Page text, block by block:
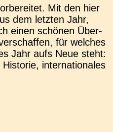
Mit den hier
dem letz­ten Jahr,
einen schö­nen Über­
für wel­ches
Jahr aufs Neue steht:
inter­na­tio­na­les